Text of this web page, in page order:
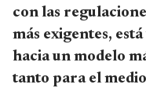
con las
más exigentes,
hacia un modelo
tanto para el